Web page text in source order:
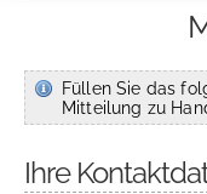
Füllen Sie das
Mitteilung zu
Ihre